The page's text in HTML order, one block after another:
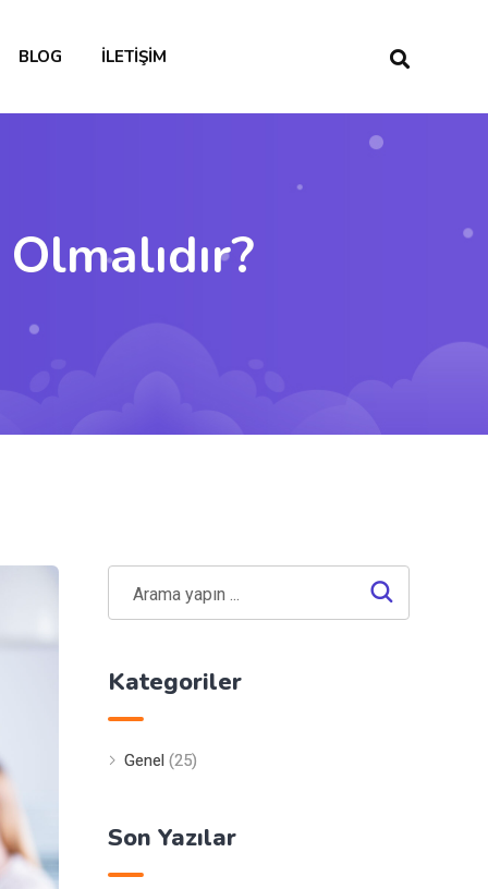
BLOG İLETIŞIM
Kategoriler
Genel(25)
Son Yazılar